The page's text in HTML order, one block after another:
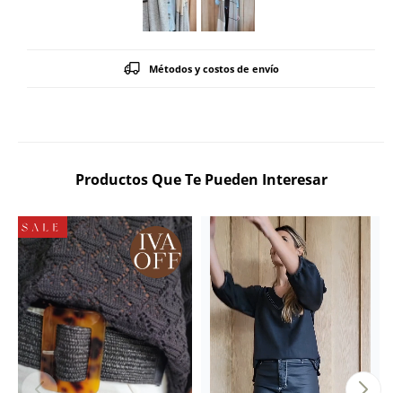
Métodos y costos de envío
Productos Que Te Pueden Interesar